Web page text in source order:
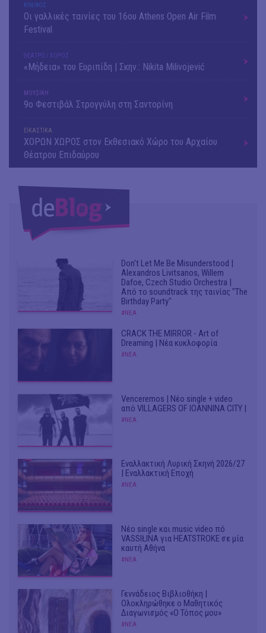
ΚΙΝ/ΦΟΣ
Οι γαλλικές ταινίες του 16ου Athens Open Air Film
Festival
ΘΕΑΤΡΟ / ΧΟΡΟΣ
«Μήδεια» του Ευριπίδη | Σκην.: Nikita Milivojević
ΜΟΥΣΙΚΗ
9o Φεστιβάλ Στρογγύλη στη Σαντορίνη
ΕΙΚΑΣΤΙΚΑ
ΧΟΡΩΝ ΧΩΡΟΣ στον Εκθεσιακό Χώρο του Αρχαίου
Θέατρου Επιδαύρου
Don't Let Me Be Misunderstood |
Alexandros Livitsanos, Willem
Dafoe, Czech Studio Orchestra |
Από το soundtrack της ταινίας "The
Birthday Party"
#ΝΕΑ
CRACK THE MIRROR - Art of
Dreaming | Νέα κυκλοφορία
#ΝΕΑ
Venceremos | Νέο single + video
από VILLAGERS OF IOANNINA CITY |
#ΝΕΑ
Εναλλακτική Λυρική Σκηνή 2026/27
| Εναλλακτική Εποχή
#ΝΕΑ
Νέο single και music video πό
VASSIŁINA για HEATSTROKE σε μία
καυτή Αθήνα
#ΝΕΑ
Γεννάδειος Βιβλιοθήκη |
Ολοκληρώθηκε ο Μαθητικός
Διαγωνισμός «Ο Τόπος μου»
#ΝΕΑ